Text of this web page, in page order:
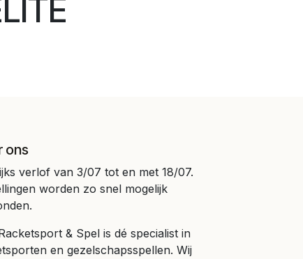
ons
verlof van 3/07 tot en met 18/07.
worden zo snel mogelijk
& Spel is dé specialist in
en gezelschapsspellen. Wij